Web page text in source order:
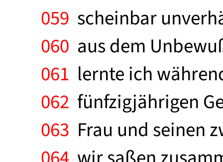
059 scheinbar
060 aus dem
061 lernte ich
062 fünfzigjährigen
063 Frau und seinen